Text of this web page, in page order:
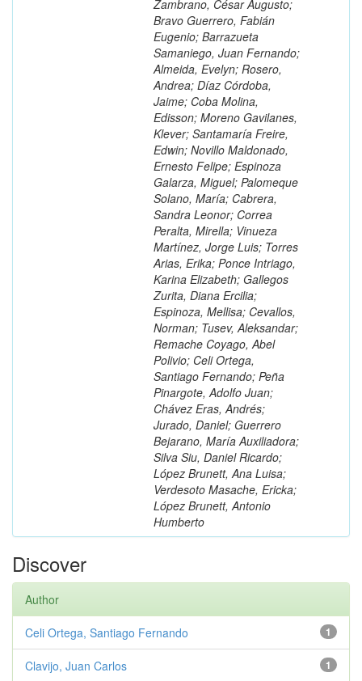
Zambrano, César Augusto;
Bravo Guerrero, Fabián
Eugenio; Barrazueta
Samaniego, Juan Fernando;
Almeida, Evelyn; Rosero,
Andrea; Díaz Córdoba,
Jaime; Coba Molina,
Edisson; Moreno Gavilanes,
Klever; Santamaría Freire,
Edwin; Novillo Maldonado,
Ernesto Felipe; Espinoza
Galarza, Miguel; Palomeque
Solano, María; Cabrera,
Sandra Leonor; Correa
Peralta, Mirella; Vinueza
Martínez, Jorge Luis; Torres
Arias, Erika; Ponce Intriago,
Karina Elizabeth; Gallegos
Zurita, Diana Ercilia;
Espinoza, Mellisa; Cevallos,
Norman; Tusev, Aleksandar;
Remache Coyago, Abel
Polivio; Celi Ortega,
Santiago Fernando; Peña
Pinargote, Adolfo Juan;
Chávez Eras, Andrés;
Jurado, Daniel; Guerrero
Bejarano, María Auxiliadora;
Silva Siu, Daniel Ricardo;
López Brunett, Ana Luisa;
Verdesoto Masache, Ericka;
López Brunett, Antonio
Humberto
Discover
Author
1
Celi Ortega, Santiago Fernando
1
Clavijo, Juan Carlos